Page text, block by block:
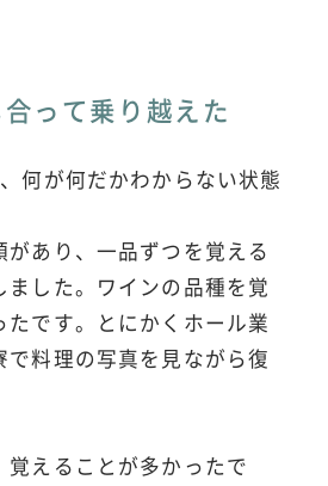
って乗り越えた
何が何だかわからない状態
があり、一品ずつを覚える
ました。ワインの品種を覚
たです。とにかくホール業
料理の写真を見ながら復
覚えることが多かったで